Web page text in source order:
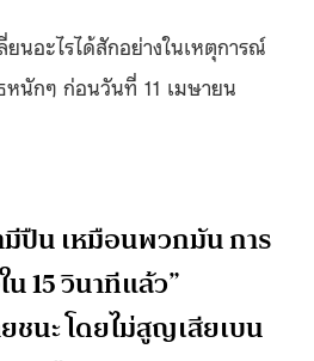
นอะไรได้สักอย่างในเหตุการณ์
หนักๆ ก่อนวันที่ 11 เมษายน
มีปืน เหมือนพวกมัน การ
15 วินาทีแล้ว”
ยชนะ โดยไม่สูญเสียเบน